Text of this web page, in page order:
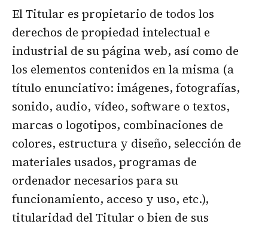
El Titular es propietario de todos los
derechos de propiedad intelectual e
industrial de su página web, así como de
los elementos contenidos en la misma (a
título enunciativo: imágenes, fotografías,
sonido, audio, vídeo, software o textos,
marcas o logotipos, combinaciones de
colores, estructura y diseño, selección de
materiales usados, programas de
ordenador necesarios para su
funcionamiento, acceso y uso, etc.),
titularidad del Titular o bien de sus